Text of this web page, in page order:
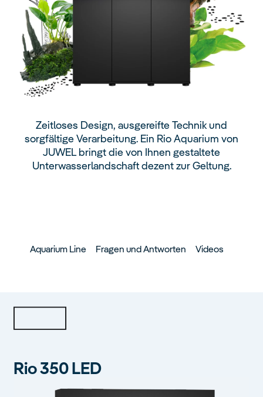
Zeitloses Design, ausgereifte Technik und
sorgfältige Verarbeitung. Ein Rio Aquarium von
JUWEL bringt die von Ihnen gestaltete
Unterwasserlandschaft dezent zur Geltung.
Aquarium Line Fragen und Antworten Videos
Rio 350 LED